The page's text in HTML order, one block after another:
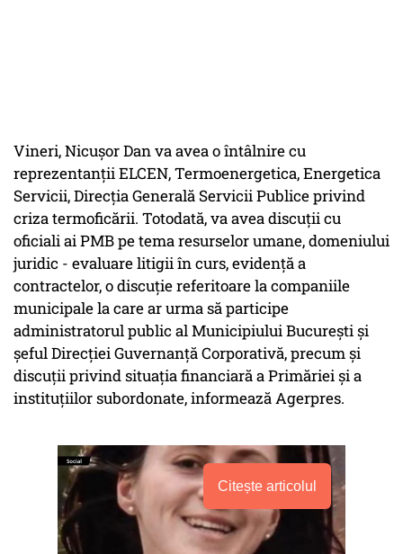
Vineri, Nicuşor Dan va avea o întâlnire cu
reprezentanţii ELCEN, Termoenergetica, Energetica
Servicii, Direcţia Generală Servicii Publice privind
criza termoficării. Totodată, va avea discuţii cu
oficiali ai PMB pe tema resurselor umane, domeniului
juridic - evaluare litigii în curs, evidenţă a
contractelor, o discuţie referitoare la companiile
municipale la care ar urma să participe
administratorul public al Municipiului Bucureşti şi
şeful Direcţiei Guvernanţă Corporativă, precum şi
discuţii privind situaţia financiară a Primăriei şi a
instituţiilor subordonate, informează Agerpres.
Citește articolul